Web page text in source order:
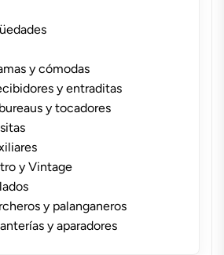
y cómodas
y entraditas
y tocadores
y Vintage
y palanganeros
y aparadores